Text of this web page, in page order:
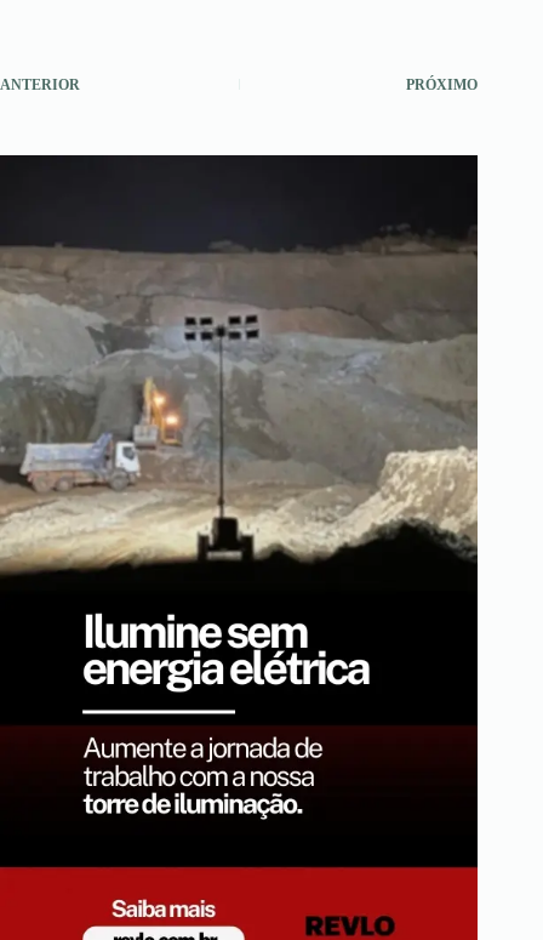
ANTERIOR PRÓXIMO